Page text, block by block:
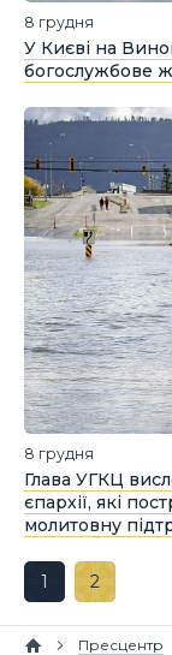
8 грудня
У Києві на
богослужбове
8 грудня
Глава УГКЦ
єпархії, які
молитовну
1 2
Пресцентр